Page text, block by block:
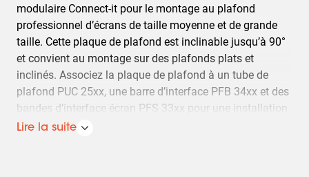
modulaire Connect-it pour le montage au plafond
professionnel d’écrans de taille moyenne et de grande
taille. Cette plaque de plafond est inclinable jusqu’à 90°
et convient au montage sur des plafonds plats et
inclinés. Associez la plaque de plafond à un tube de
plafond PUC 25xx, une barre d’interface PFB 34xx et des
bandes d’interface écran PFS 33xx pour une installation
stable et sécurisée.
Lire la suite